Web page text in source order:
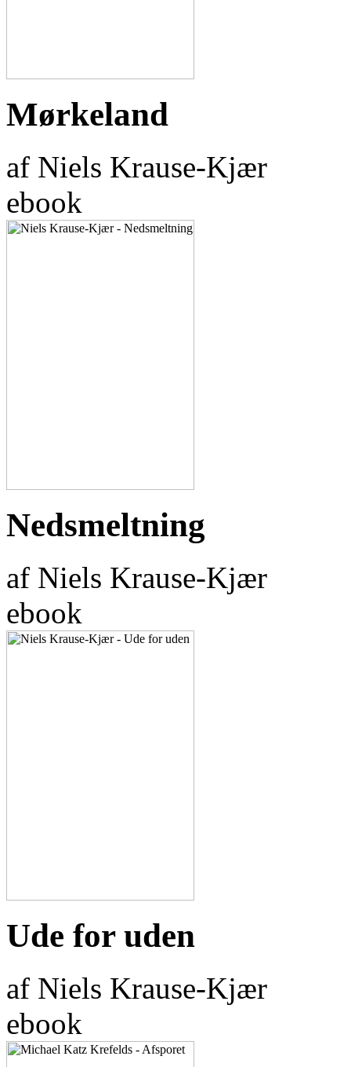
Mørkeland
af Niels Krause-Kjær
ebook
Nedsmeltning
af Niels Krause-Kjær
ebook
Ude for uden
af Niels Krause-Kjær
ebook